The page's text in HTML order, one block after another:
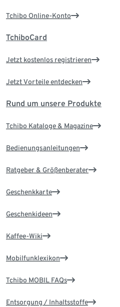
Tchibo Online-Konto
TchiboCard
Jetzt kostenlos registrieren
Jetzt Vorteile entdecken
Rund um unsere Produkte
Tchibo Kataloge & Magazine
Bedienungsanleitungen
Ratgeber & Größenberater
Geschenkkarte
Geschenkideen
Kaffee-Wiki
Mobilfunklexikon
Tchibo MOBIL FAQs
Entsorgung / Inhaltsstoffe